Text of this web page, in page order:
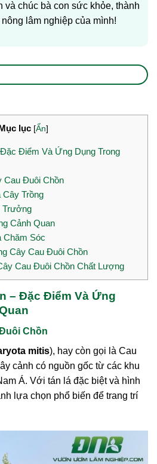
và chúc bà con sức khỏe, thành
lâm nghiệp của mình!
lục [Ẩn]
Điểm Và Ứng Dụng Trong
Cau Đuôi Chồn
Trồng
Trưởng
Cảnh Quan
Chăm Sóc
Cây Cau Đuôi Chồn
Cau Đuôi Chồn Chất Lượng
– Đặc Điểm Và Ứng
Chồn
mitis), hay còn gọi là Cau
cảnh có nguồn gốc từ các khu
Á. Với tán lá đặc biệt và hình
lựa chọn phổ biến để trang trí